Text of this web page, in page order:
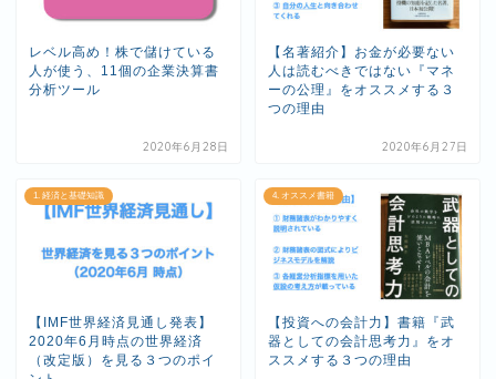
レベル高め！株で儲けている
人が使う、11個の企業決算書
分析ツール
2020年6月28日
【名著紹介】お金が必要ない
人は読むべきではない『マネ
ーの公理』をオススメする３
つの理由
2020年6月27日
1. 経済と基礎知識
【IMF世界経済見通し発表】
2020年6月時点の世界経済
（改定版）を見る３つのポイ
4. オススメ書籍
【投資への会計力】書籍『武
器としての会計思考力』をオ
ススメする３つの理由